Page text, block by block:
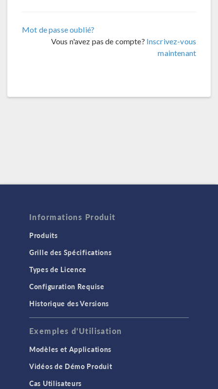
Mot de passe oublié?
Vous n'avez pas de compte? Inscrivez-vous
maintenant
Informations Produit
Produits
Grille des Spécifications
Types de Licence
Configuration Requise
Historique des Versions
Exemples d'Utilisation
Modèles et Applications
Vidéos de Démo Produit
Cas Utilisateurs